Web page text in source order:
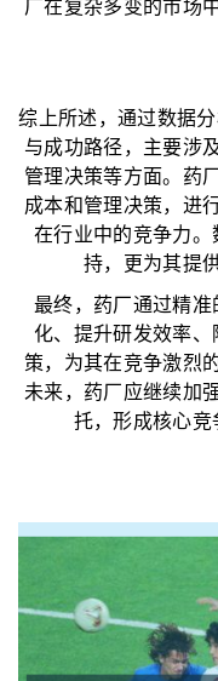
厂在复杂多变的市场
综上所述，通过数据
与成功路径，主要涉
管理决策等方面。药
成本和管理决策，进
在行业中的竞争力
持，更为其提
最终，药厂通过精
化、提升研发效率
策，为其在竞争激烈
未来，药厂应继续加
托，形成核心竞